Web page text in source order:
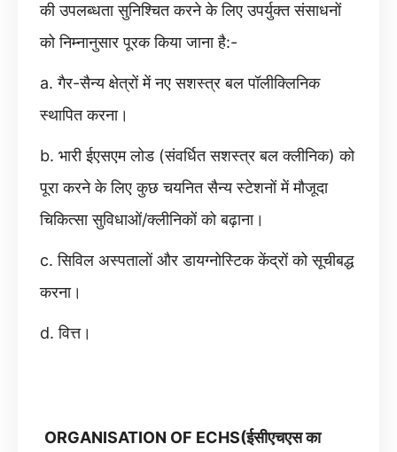
की उपलब्धता सुनिश्चित करने के लिए उपर्युक्त संसाधनों
को निम्नानुसार पूरक किया जाना है:-
a. गैर-सैन्य क्षेत्रों में नए सशस्त्र बल पॉलीक्लिनिक
स्थापित करना।
b. भारी ईएसएम लोड (संवर्धित सशस्त्र बल क्लीनिक) को
पूरा करने के लिए कुछ चयनित सैन्य स्टेशनों में मौजूदा
चिकित्सा सुविधाओं/क्लीनिकों को बढ़ाना।
c. सिविल अस्पतालों और डायग्नोस्टिक केंद्रों को सूचीबद्ध
करना।
d. वित्त।
ORGANISATION OF ECHS(ईसीएचएस का